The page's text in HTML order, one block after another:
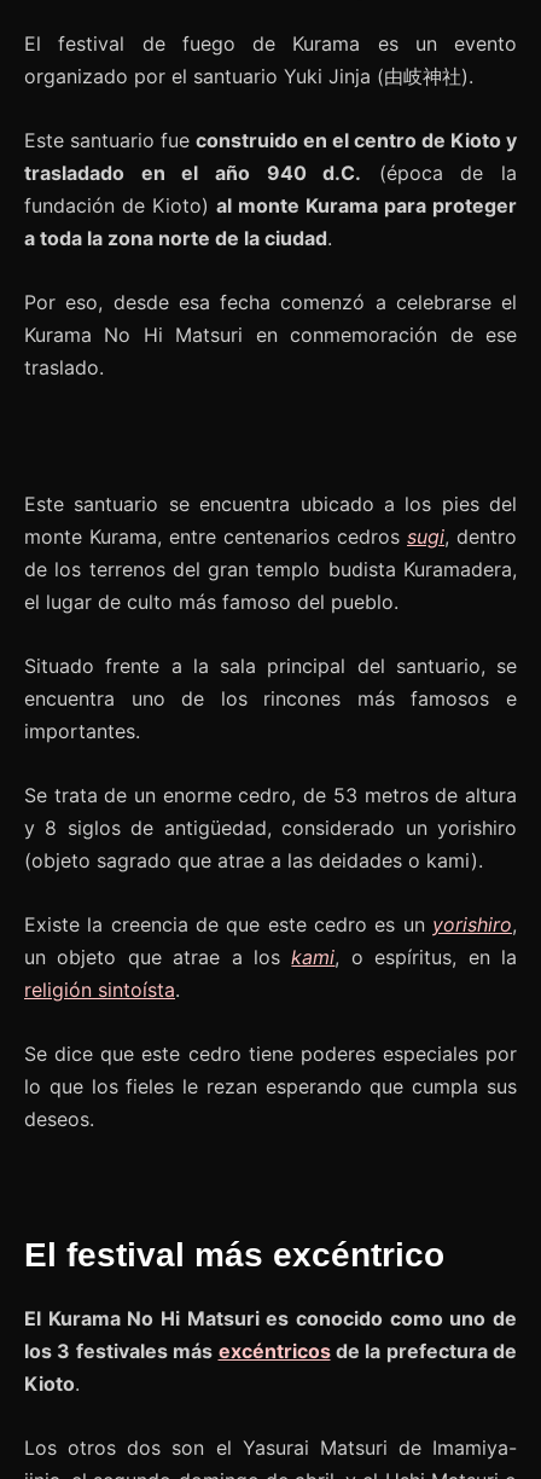
El festival de fuego de Kurama es un evento
organizado por el santuario Yuki Jinja (由岐神社).
Este santuario fue construido en el centro de Kioto y
trasladado en el año 940 d.C. (época de la
fundación de Kioto) al monte Kurama para proteger
a toda la zona norte de la ciudad.
Por eso, desde esa fecha comenzó a celebrarse el
Kurama No Hi Matsuri en conmemoración de ese
traslado.
Este santuario se encuentra ubicado a los pies del
monte Kurama, entre centenarios cedros sugi, dentro
de los terrenos del gran templo budista Kuramadera,
el lugar de culto más famoso del pueblo.
Situado frente a la sala principal del santuario, se
encuentra uno de los rincones más famosos e
importantes.
Se trata de un enorme cedro, de 53 metros de altura
y 8 siglos de antigüedad, considerado un yorishiro
(objeto sagrado que atrae a las deidades o kami).
Existe la creencia de que este cedro es un yorishiro,
un objeto que atrae a loskami, o espíritus, en la
religión sintoísta.
Se dice que este cedro tiene poderes especiales por
lo que los fieles le rezan esperando que cumpla sus
deseos.
El festival más excéntrico
El Kurama No Hi Matsuri es conocido como uno de
los 3 festivales más excéntricosde la prefectura de
Kioto.
Los otros dos son el Yasurai Matsuri de Imamiya-